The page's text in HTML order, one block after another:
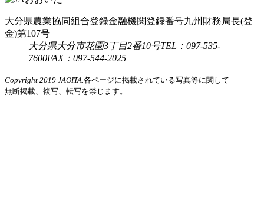
大分県農業協同組合登録金融機関登録番号九州財務局長(登
金)第107号
大分県大分市花園3丁目2番10号TEL：097-535-
7600FAX：097-544-2025
Copyright 2019 JAOITA.各ページに掲載されている写真等に関して
無断掲載、複写、転写を禁じます。